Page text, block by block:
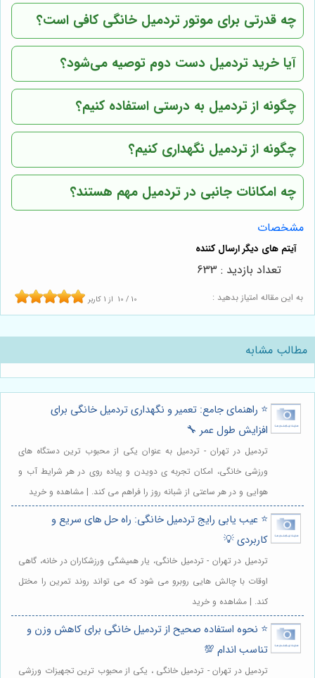
چه قدرتی برای موتور تردمیل خانگی کافی است؟
آیا خرید تردمیل دست دوم توصیه می‌شود؟
چگونه از تردمیل به درستی استفاده کنیم؟
چگونه از تردمیل نگهداری کنیم؟
چه امکانات جانبی در تردمیل مهم هستند؟
مشخصات
به این مقاله امتیاز بدهید : 10 / 10 از 1 کاربر
تعداد بازدید : 633
مطالب مشابه
⭐️ راهنمای جامع: تعمیر و نگهداری تردمیل خانگی برای
افزایش طول عمر 🔧
تردمیل در تهران - تردمیل به عنوان یکی از محبوب ترین دستگاه های
ورزشی خانگی، امکان تجربه ی دویدن و پیاده روی در هر شرایط آب و
هوایی و در هر ساعتی از شبانه روز را فراهم می کند. | مشاهده و خرید
⭐️ عیب یابی رایج تردمیل خانگی: راه حل های سریع و
کاربردی 💡
تردمیل در تهران - تردمیل خانگی، یار همیشگی ورزشکاران در خانه، گاهی
اوقات با چالش هایی روبرو می شود که می تواند روند تمرین را مختل
کند. | مشاهده و خرید
⭐️ نحوه استفاده صحیح از تردمیل خانگی برای کاهش وزن و
تناسب اندام 💯
تردمیل در تهران - تردمیل خانگی ، یکی از محبوب ترین تجهیزات ورزشی